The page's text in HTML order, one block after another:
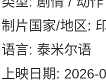
制片国家/地区:
语言: 泰米尔语
上映日期: 2026-